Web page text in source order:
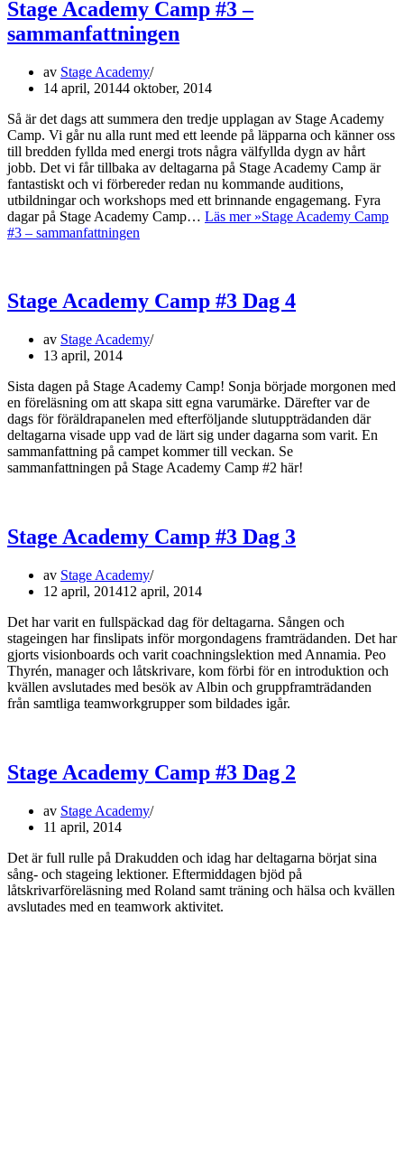
Stage Academy Camp #3 –
sammanfattningen
av Stage Academy
14 april, 20144 oktober, 2014
Så är det dags att summera den tredje upplagan av Stage Academy
Camp. Vi går nu alla runt med ett leende på läpparna och känner oss
till bredden fyllda med energi trots några välfyllda dygn av hårt
jobb. Det vi får tillbaka av deltagarna på Stage Academy Camp är
fantastiskt och vi förbereder redan nu kommande auditions,
utbildningar och workshops med ett brinnande engagemang. Fyra
dagar på Stage Academy Camp… Läs mer »Stage Academy Camp
#3 – sammanfattningen
Stage Academy Camp #3 Dag 4
av Stage Academy
13 april, 2014
Sista dagen på Stage Academy Camp! Sonja började morgonen med
en föreläsning om att skapa sitt egna varumärke. Därefter var de
dags för föräldrapanelen med efterföljande slutuppträdanden där
deltagarna visade upp vad de lärt sig under dagarna som varit. En
sammanfattning på campet kommer till veckan. Se
sammanfattningen på Stage Academy Camp #2 här!
Stage Academy Camp #3 Dag 3
av Stage Academy
12 april, 201412 april, 2014
Det har varit en fullspäckad dag för deltagarna. Sången och
stageingen har finslipats inför morgondagens framträdanden. Det har
gjorts visionboards och varit coachningslektion med Annamia. Peo
Thyrén, manager och låtskrivare, kom förbi för en introduktion och
kvällen avslutades med besök av Albin och gruppframträdanden
från samtliga teamworkgrupper som bildades igår.
Stage Academy Camp #3 Dag 2
av Stage Academy
11 april, 2014
Det är full rulle på Drakudden och idag har deltagarna börjat sina
sång- och stageing lektioner. Eftermiddagen bjöd på
låtskrivarföreläsning med Roland samt träning och hälsa och kvällen
avslutades med en teamwork aktivitet.